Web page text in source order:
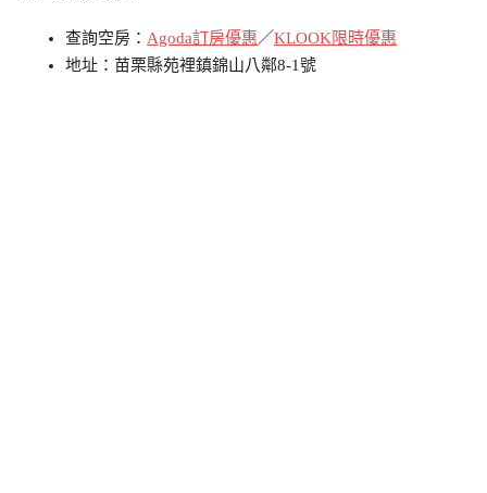
查詢空房： Agoda訂房優惠／KLOOK限時優惠
地址：苗栗縣苑裡鎮錦山八鄰8-1號